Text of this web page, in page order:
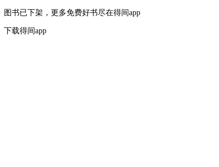
图书已下架，更多免费好书尽在得间app
下载得间app